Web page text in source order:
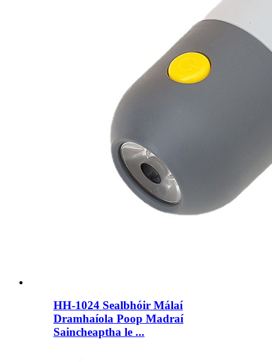
HH-1024 Sealbhóir Málaí
Dramhaíola Poop Madraí
Saincheaptha le ...